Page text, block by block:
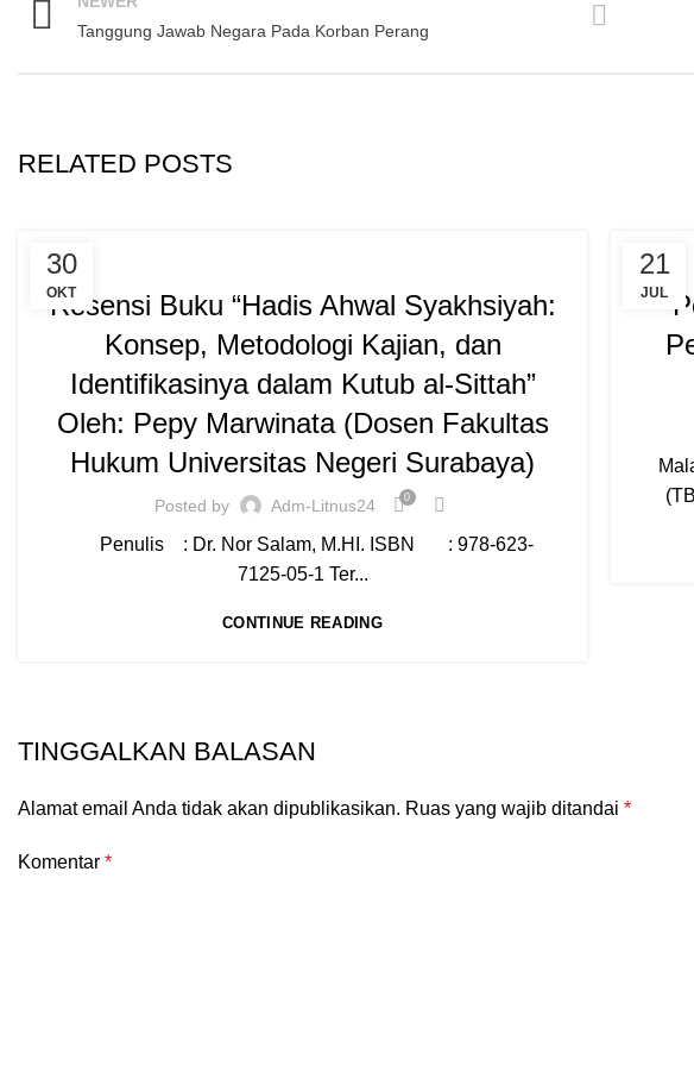
Tanggung Jawab Negara Pada Korban Perang
RELATED POSTS
30
OKT
Resensi Buku “Hadis Ahwal Syakhsiyah:
Konsep, Metodologi Kajian, dan
Identifikasinya dalam Kutub al-Sittah”
Oleh: Pepy Marwinata (Dosen Fakultas
Hukum Universitas Negeri Surabaya)
Posted by Adm-Litnus24 0
Penulis : Dr. Nor Salam, M.HI. ISBN : 978-623-
7125-05-1 Ter...
CONTINUE READING
21
JUL
TINGGALKAN BALASAN
Alamat email Anda tidak akan dipublikasikan. Ruas yang wajib ditandai *
Komentar *